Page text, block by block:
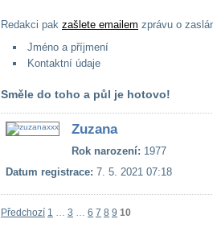
Redakci pak zašlete emailem zprávu o
Jméno a příjmení
Kontaktní údaje
Směle do toho a půl je hotovo!
Zuzana
Rok narození: 1977
Datum registrace: 7. 5. 2021 07:18
Předchozí 1 … 3 … 6 7 8 9 10